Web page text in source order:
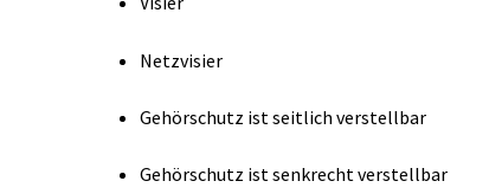
Netzvisier
Gehörschutz ist seitlich verstellbar
Gehörschutz ist senkrecht verstellbar